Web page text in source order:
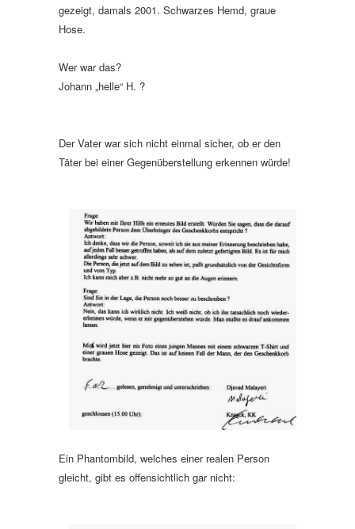
gezeigt, damals 2001. Schwarzes Hemd, graue
Hose.
Wer war das?
Johann „helle“ H. ?
Der Vater war sich nicht einmal sicher, ob er den
Täter bei einer Gegenüberstellung erkennen würde!
Ein Phantombild, welches einer realen Person
gleicht, gibt es offensichtlich gar nicht: